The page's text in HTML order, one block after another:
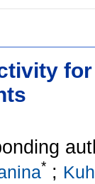
* ;